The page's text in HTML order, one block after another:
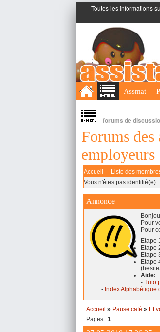
Toutes les informations
;
Assmat
forums de
Forums des
employeurs
Accueil Liste des
Vous n'êtes pas identifié(e).
Annonce
Pour
Pour
Etape
Etape
Etape
Etape
Aide:
- Tuto
- Index Alphabétique
Accueil » Pause café » Et
Pages : 1